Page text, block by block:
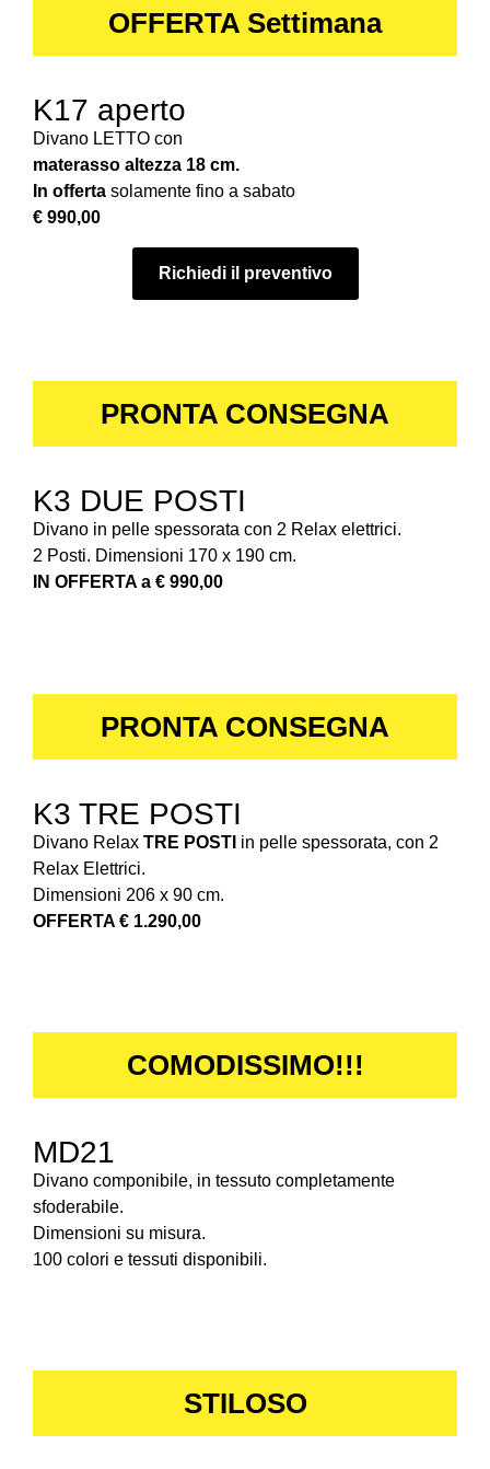
OFFERTA Settimana
K17 aperto
Divano LETTO con
materasso altezza 18 cm.
In offerta solamente fino a sabato
€ 990,00
Richiedi il preventivo
PRONTA CONSEGNA
K3 DUE POSTI
Divano in pelle spessorata con 2 Relax elettrici.
2 Posti. Dimensioni 170 x 190 cm.
IN OFFERTA a € 990,00
PRONTA CONSEGNA
K3 TRE POSTI
Divano Relax TRE POSTI in pelle spessorata, con 2
Relax Elettrici.
Dimensioni 206 x 90 cm.
OFFERTA € 1.290,00
COMODISSIMO!!!
MD21
Divano componibile, in tessuto completamente
sfoderabile.
Dimensioni su misura.
100 colori e tessuti disponibili.
STILOSO